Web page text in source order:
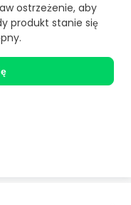
ostrzeżenie, aby
produkt stanie się